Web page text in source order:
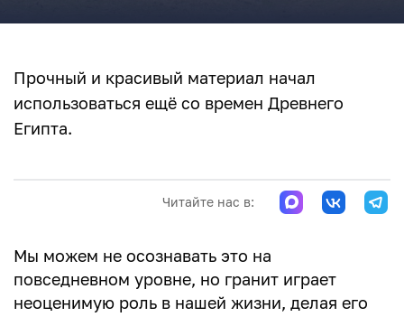
Прочный и красивый материал начал
использоваться ещё со времен Древнего
Египта.
Читайте нас в:
Мы можем не осознавать это на
повседневном уровне, но гранит играет
неоценимую роль в нашей жизни, делая его